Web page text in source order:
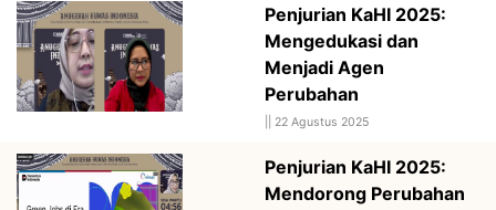
Penjurian KaHI 2025:
Mengedukasi dan
Menjadi Agen
Perubahan
22 Agustus 2025
Penjurian KaHI 2025:
Mendorong Perubahan